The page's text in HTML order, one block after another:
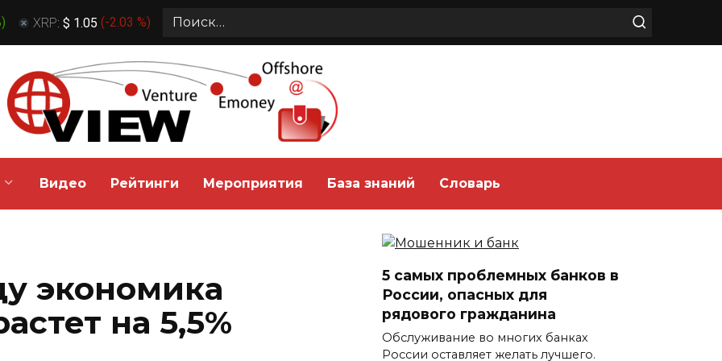
) XRP: $ 1.05 (-2.03 %)
Search
Видео Рейтинги Мероприятия База знаний Словарь
экономика
на 5,5%
5 самых проблемных банков в
России, опасных для
рядового гражданина
Обслуживание во многих банках
России оставляет желать лучшего.